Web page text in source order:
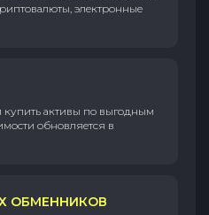
электронные
купить активы по выгодным
обновляется в
ОБМЕННИКОВ